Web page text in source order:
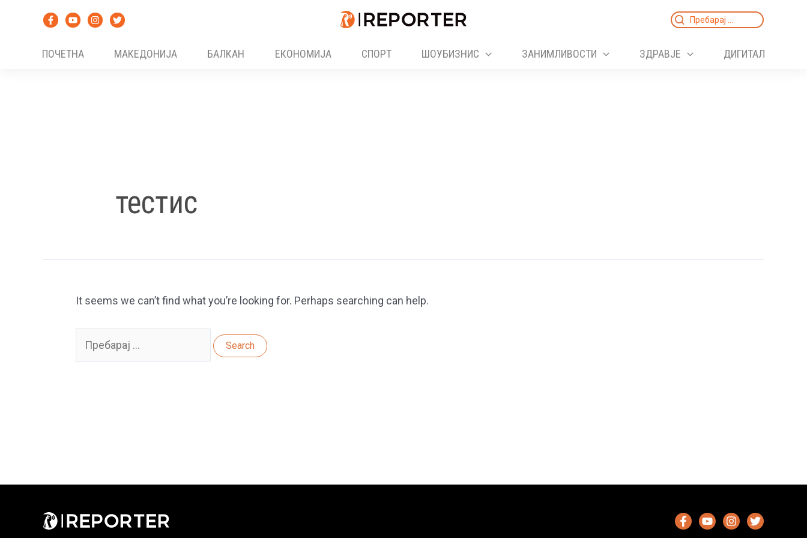
Search
ПОЧЕТНА
МАКЕДОНИЈА БАЛКАН ЕКОНОМИЈА СПОРТ ШОУБИЗНИС ЗАНИМЛИВОСТИ ЗДРАВЈЕ ДИГИТАЛ
тестис
It seems we can’t find what you’re looking for. Perhaps searching can help.
for: